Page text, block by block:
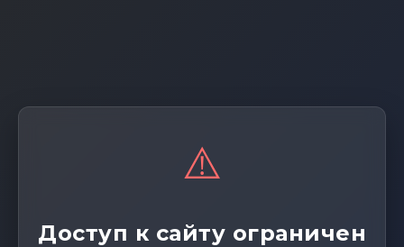
⚠️
Доступ к сайту ограничен